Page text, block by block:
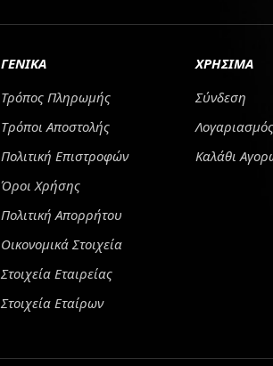
ΓΕΝΙΚΑ
Τρόπος Πληρωμής
Tρόποι Αποστολής
Πολιτική Επιστροφών
Όροι Χρήσης
Πολιτική Απορρήτου
Οικονομικά Στοιχεία
Στοιχεία Εταιρείας
Στοιχεία Εταίρων
ΧΡΗΣΙΜΑ
Σύνδεση
Λογαριασμός
Καλάθι